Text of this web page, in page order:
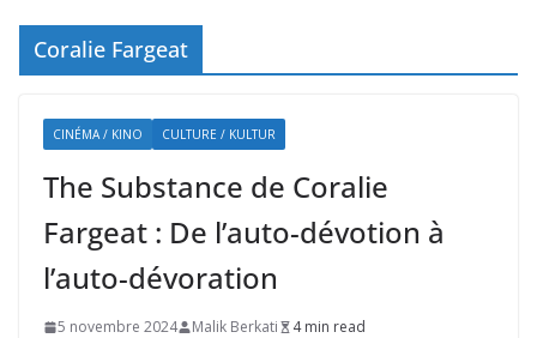
Coralie Fargeat
CINÉMA / KINO CULTURE / KULTUR
The Substance de Coralie
Fargeat : De l’auto-dévotion à
l’auto-dévoration
5 novembre 2024 Malik Berkati
4 min read